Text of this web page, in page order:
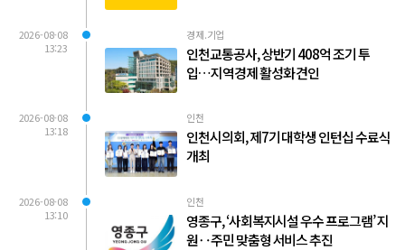
2026-08-08
13:23
경제.기업
인천교통공사, 상반기 408억 조기 투
입…지역경제 활성화 견인
2026-08-08
13:18
인천
인천시의회, 제7기 대학생 인턴십 수료식
개최
2026-08-08
13:10
인천
영종구, ‘사회복지시설 우수 프로그램’ 지
원‥주민 맞춤형 서비스 추진